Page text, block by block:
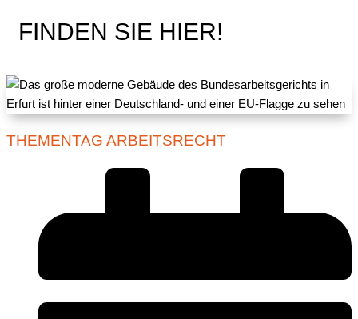
FINDEN SIE HIER!
THEMENTAG ARBEITSRECHT